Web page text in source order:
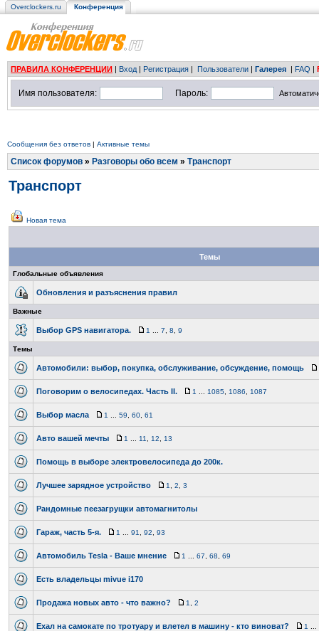
Overclockers.ru Конференция
ПРАВИЛА КОНФЕРЕНЦИИ | Вход | Регистрация | Пользователи | Галерея | FAQ |
Имя пользователя: Пароль:
Сообщения без ответов | Активные темы
Список форумов » Разговоры обо всем » Транспорт
Транспорт
Новая тема
Темы
Глобальные объявления
Обновления и разъяснения правил
Важные
Выбор GPS навигатора. 1 7 8 9
Темы
Автомобили: выбор, покупка, обслуживание, обсуждение, помощь
Поговорим о велосипедах. Часть II. 1 1085 1086 1087
Выбор масла 1 59 60 61
Авто вашей мечты 1 11 12 13
Помощь в выборе электровелосипеда до 200к.
Лучшее зарядное устройство 1 2 3
Рандомные пеезагрущки автомагнитолы
Гараж, часть 5-я. 1 91 92 93
Автомобиль Tesla - Ваше мнение 1 67 68 69
Есть владельцы mivue i170
Продажа новых авто - что важно? 1 2
Ехал на самокате по тротуару и влетел в машину - кто виноват? 1